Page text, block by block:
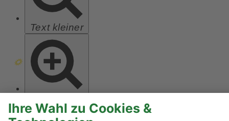
Text kleiner